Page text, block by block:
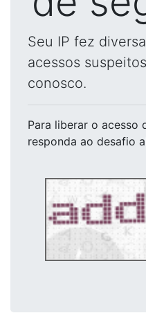
Seu IP fez
acessos
conosco.
Para liberar o acesso
responda ao desafio